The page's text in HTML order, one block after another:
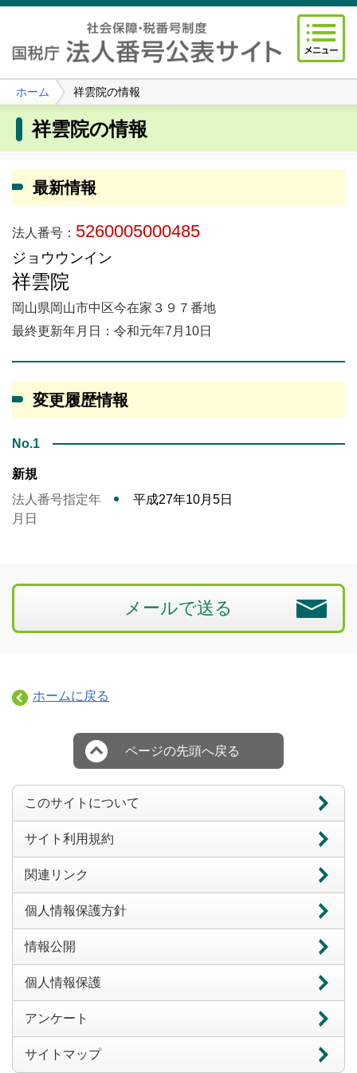
ホーム 祥雲院の情報
祥雲院の情報
最新情報
法人番号： 5260005000485
ジョウウンイン
祥雲院
岡山県岡山市中区今在家３９７番地
最終更新年月日：令和元年7月10日
変更履歴情報
No.1
新規
法人番号指定年
月日
平成27年10月5日
メールで送る
ホームに戻る
ページの先頭へ戻る
このサイトについて
サイト利用規約
関連リンク
個人情報保護方針
情報公開
個人情報保護
アンケート
サイトマップ